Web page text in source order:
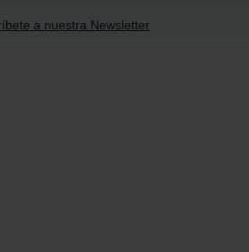
a nuestra Newsletter